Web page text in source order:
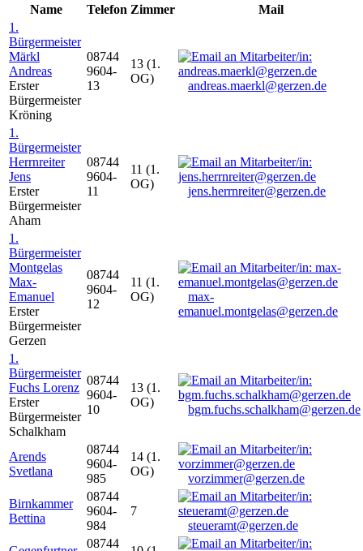
Name
Telefon Zimmer
Mail
1.
Bürgermeister
Märkl
Andreas
Erster
Bürgermeister
Kröning
08744
9604-
13
13 (1.
OG)
andreas.maerkl@gerzen.de
1.
Bürgermeister
Herrnreiter
Jens
Erster
Bürgermeister
Aham
08744
9604-
11
11 (1.
OG)
jens.herrnreiter@gerzen.de
1.
Bürgermeister
Montgelas
Max-
Emanuel
Erster
Bürgermeister
Gerzen
08744
9604-
12
11 (1.
OG)
max-
emanuel.montgelas@gerzen.de
1.
Bürgermeister
Fuchs Lorenz
Erster
Bürgermeister
Schalkham
08744
9604-
10
13 (1.
OG)
bgm.fuchs.schalkham@gerzen.de
Arends
Svetlana
08744
9604-
985
14 (1.
OG)
vorzimmer@gerzen.de
Birnkammer
Bettina
08744
9604-
984
7
steueramt@gerzen.de
08744